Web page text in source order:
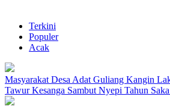
Terkini
Populer
Acak
Masyarakat Desa Adat Guliang Kangin
Tawur Kesanga Sambut Nyepi Tahun